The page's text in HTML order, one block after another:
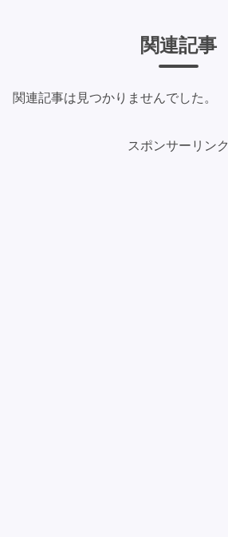
関連記事
関連記事は見つかりませんでした。
スポンサーリンク